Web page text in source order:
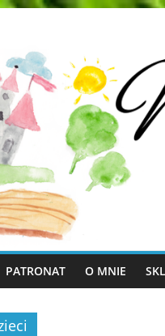
PATRONAT O MNIE